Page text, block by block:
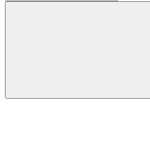
Buscar